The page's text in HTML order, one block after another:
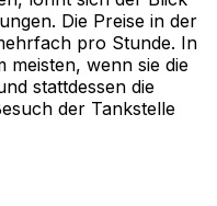
Die Preise in der
pro Stunde. In
meisten, wenn sie die
stattdessen die
der Tankstelle